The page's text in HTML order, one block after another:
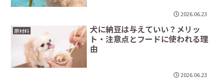
2026.06.23
原材料
犬に納豆は与えていい？メリッ
ト・注意点とフードに使われる理
由
2026.06.23